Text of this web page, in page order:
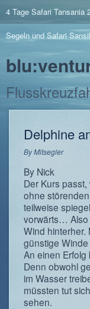
4 Tage Safari Tansania
Segeln und Safari
Delphine
ByMitsegler
By Nick
Der Kurs
ohne
teilweise
vorwärts… Also
Wind hinterher.
günstige
An einen
Denn obwohl
im Wasser
müssten tut
sehen.